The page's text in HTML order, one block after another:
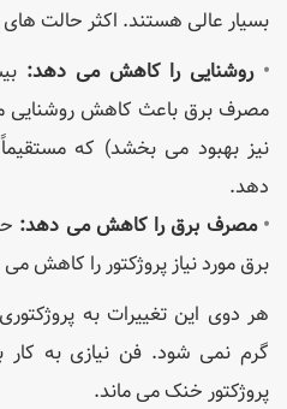
بسیار عالی هستند. اکثر حالت های ECO دو کار را انجام می دهند:
•روشنایی را کاهش می دهد:
مصرف برق باعث کاهش روشنایی
نیز بهبود می بخشد) که
دهد.
•مصرف برق را کاهش می دهد:
برق مورد نیاز پروژکتور را کاهش
هر دوی این تغییرات به
گرم نمی شود. فن نیازی به
پروژکتور خنک می ماند.